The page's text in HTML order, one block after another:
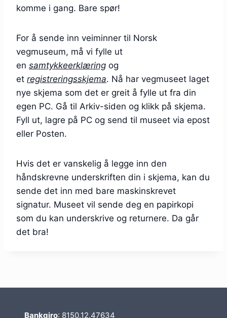
komme i gang. Bare spør!
For å sende inn veiminner til Norsk
vegmuseum, må vi fylle ut
en samtykkeerklæring og
et registreringsskjema. Nå har vegmuseet laget
nye skjema som det er greit å fylle ut fra din
egen PC. Gå til Arkiv-siden og klikk på skjema.
Fyll ut, lagre på PC og send til museet via epost
eller Posten.
Hvis det er vanskelig å legge inn den
håndskrevne underskriften din i skjema, kan du
sende det inn med bare maskinskrevet
signatur. Museet vil sende deg en papirkopi
som du kan underskrive og returnere. Da går
det bra!
Bankgiro: 8150.12.47634